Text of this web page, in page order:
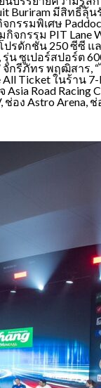
Buriram มีสิทธิ์
รมพิเศษ
กรรม PIT
ปรดักชั่น 250 ซี
ซูเปอร์สปอร์ต
รีภัทร พฤฒิสาร,
Ticket ในร้าน
Road Racing
ง Astro Arena, ช่